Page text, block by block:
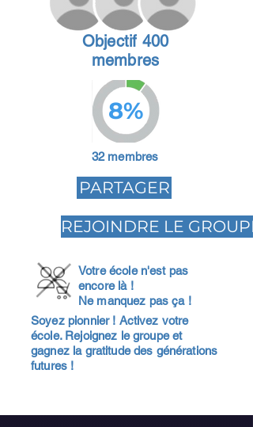
Objectif 400
membres
8%
32 membres
PARTAGER
REJOINDRE LE GROUPE
Votre école n'est pas
encore là !
Ne manquez pas ça !
Soyez pionnier ! Activez votre
école. Rejoignez le groupe et
gagnez la gratitude des générations
futures !